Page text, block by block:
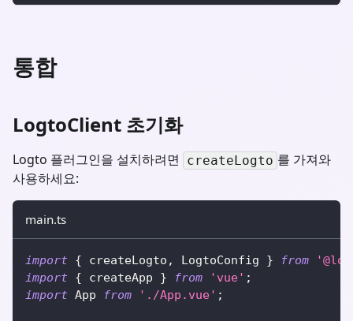
통합
LogtoClient 초기화
Logto 플러그인을 설치하려면 createLogto 를 가져와
사용하세요:
main.ts
import { createLogto , LogtoConfig } from
import { createApp } from 'vue' ;
import App from './App.vue' ;